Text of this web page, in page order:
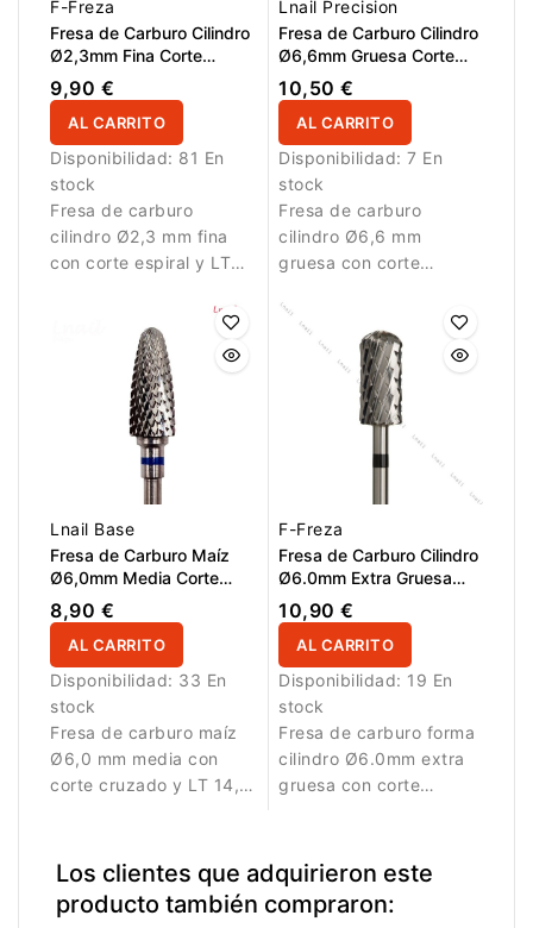
F-Freza
Fresa de Carburo Cilindro
Ø2,3mm Fina Corte
Espiral LT 14,0mm
9,90 €
AL CARRITO
Disponibilidad: 81 En
stock
Fresa de carburo
cilindro Ø2,3 mm fina
con corte espiral y LT
trabajos detallados.
Lnail Precision
Fresa de Carburo Cilindro
Ø6,6mm Gruesa Corte
Cruzado LT 12,7mm L/R
10,50 €
AL CARRITO
Disponibilidad: 7 En
stock
Fresa de carburo
cilindro Ø6,6 mm
gruesa con corte
Ideal para eliminación
rápida del material.
Lnail Base
Fresa de Carburo Maíz
Ø6,0mm Media Corte
Cruzado LT 14,5mm
8,90 €
AL CARRITO
Disponibilidad: 33 En
stock
Fresa de carburo maíz
Ø6,0 mm media con
corte cruzado y LT 14,5
de material.
F-Freza
Fresa de Carburo Cilindro
Ø6.0mm Extra Gruesa
Corte Cruzado LT
13.0mm
10,90 €
AL CARRITO
Disponibilidad: 19 En
stock
Fresa de carburo forma
cilindro Ø6.0mm extra
gruesa con corte
grandes cantidades de
material artificial.
Los clientes que adquirieron este
producto también compraron: